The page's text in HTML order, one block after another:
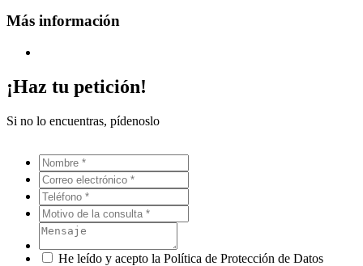
Más información
¡Haz tu petición!
Si no lo encuentras, pídenoslo
He leído y acepto la Política de Protección de Datos